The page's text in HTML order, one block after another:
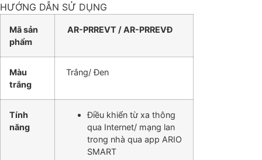
HƯỚNG DẪN SỬ DỤNG
Mã sản
phẩm
AR-PRREVT / AR-PRREVĐ
Màu
trắng
Trắng/ Đen
Tính
năng
Điều khiển từ xa thông
qua Internet/ mạng lan
trong nhà qua app ARIO
SMART